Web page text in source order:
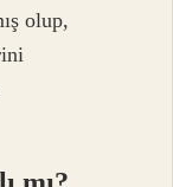
olup,